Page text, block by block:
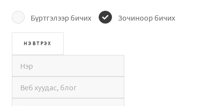
Бүртгэлээр бичих Зочиноор бичих